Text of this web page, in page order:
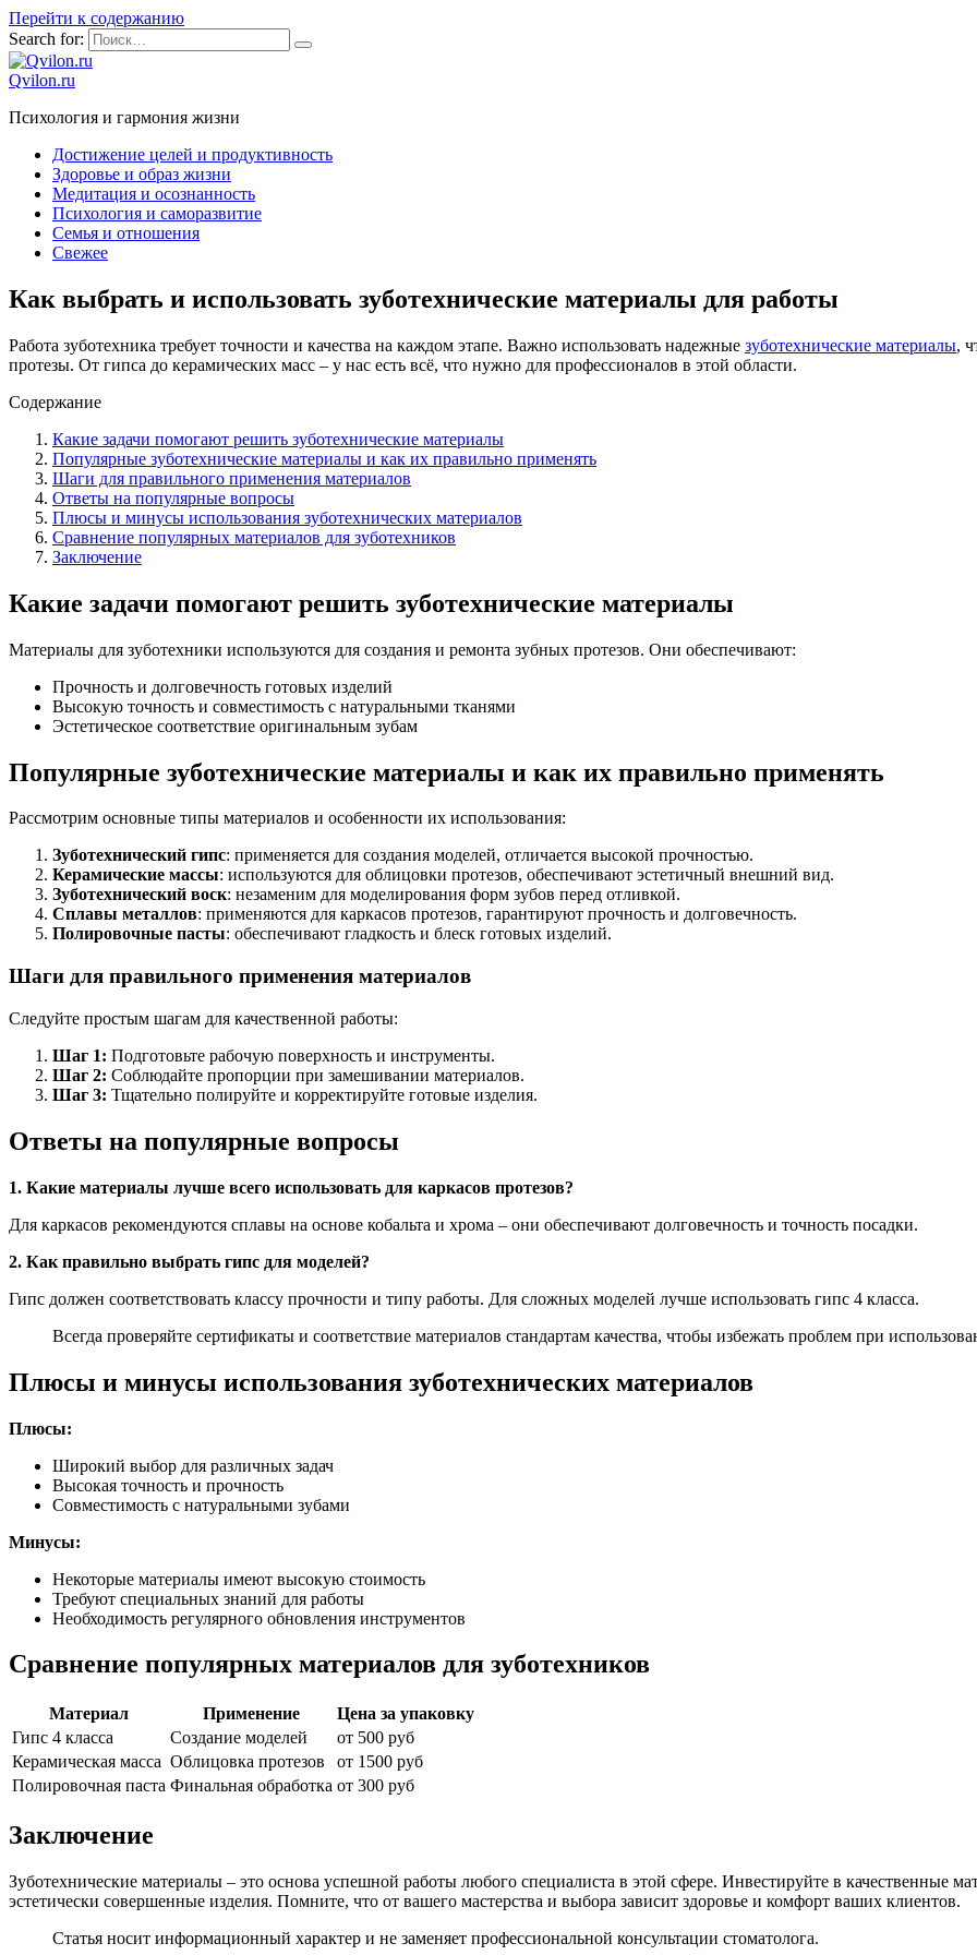
Перейти к содержанию
Search for:
Qvilon.ru
Психология и гармония жизни
Достижение целей и продуктивность
Здоровье и образ жизни
Медитация и осознанность
Психология и саморазвитие
Семья и отношения
Свежее
Как выбрать и использовать зуботехнические материалы для работы
Работа зуботехника требует точности и качества на каждом этапе. Важно использовать надежные зуботехнические материалы,
протезы. От гипса до керамических масс – у нас есть всё, что нужно для профессионалов в этой области.
Содержание
Какие задачи помогают решить зуботехнические материалы
Популярные зуботехнические материалы и как их правильно применять
Шаги для правильного применения материалов
Ответы на популярные вопросы
Плюсы и минусы использования зуботехнических материалов
Сравнение популярных материалов для зуботехников
Заключение
Какие задачи помогают решить зуботехнические материалы
Материалы для зуботехники используются для создания и ремонта зубных протезов. Они обеспечивают:
Прочность и долговечность готовых изделий
Высокую точность и совместимость с натуральными тканями
Эстетическое соответствие оригинальным зубам
Популярные зуботехнические материалы и как их правильно применять
Рассмотрим основные типы материалов и особенности их использования:
Зуботехнический гипс: применяется для создания моделей, отличается высокой прочностью.
Керамические массы: используются для облицовки протезов, обеспечивают эстетичный внешний вид.
Зуботехнический воск: незаменим для моделирования форм зубов перед отливкой.
Сплавы металлов: применяются для каркасов протезов, гарантируют прочность и долговечность.
Полировочные пасты: обеспечивают гладкость и блеск готовых изделий.
Шаги для правильного применения материалов
Следуйте простым шагам для качественной работы:
Шаг 1: Подготовьте рабочую поверхность и инструменты.
Шаг 2: Соблюдайте пропорции при замешивании материалов.
Шаг 3: Тщательно полируйте и корректируйте готовые изделия.
Ответы на популярные вопросы
1. Какие материалы лучше всего использовать для каркасов протезов?
Для каркасов рекомендуются сплавы на основе кобальта и хрома – они обеспечивают долговечность и точность посадки.
2. Как правильно выбрать гипс для моделей?
Гипс должен соответствовать классу прочности и типу работы. Для сложных моделей лучше использовать гипс 4 класса.
Всегда проверяйте сертификаты и соответствие материалов стандартам качества, чтобы избежать проблем при
Плюсы и минусы использования зуботехнических материалов
Плюсы:
Широкий выбор для различных задач
Высокая точность и прочность
Совместимость с натуральными зубами
Минусы:
Некоторые материалы имеют высокую стоимость
Требуют специальных знаний для работы
Необходимость регулярного обновления инструментов
Сравнение популярных материалов для зуботехников
Материал Применение
Цена за упаковку
Гипс 4 класса
Создание моделей
от 500 руб
Керамическая масса Облицовка протезов
от 1500 руб
Полировочная паста Финальная обработка от 300 руб
Заключение
Зуботехнические материалы – это основа успешной работы любого специалиста в этой сфере. Инвестируйте в качественные
эстетически совершенные изделия. Помните, что от вашего мастерства и выбора зависит здоровье и комфорт ваших клиентов.
Статья носит информационный характер и не заменяет профессиональной консультации стоматолога.